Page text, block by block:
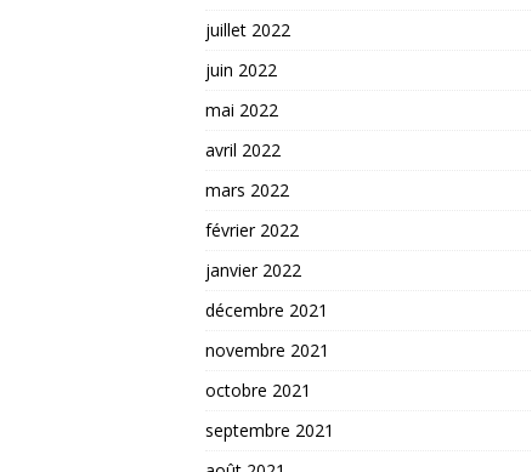
juillet 2022
juin 2022
mai 2022
avril 2022
mars 2022
février 2022
janvier 2022
décembre 2021
novembre 2021
octobre 2021
septembre 2021